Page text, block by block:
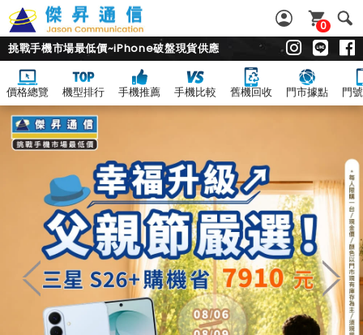
0
挑戰手機市場最低價~iPhone破盤現貨供應
價格總覽 機型排行 手機推薦 手機比較 舊機回收 門市據點 門